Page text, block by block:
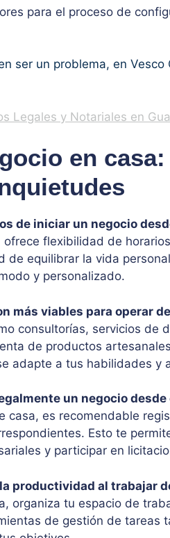
para el proceso de
ser un problema, en
Legales y Notariales en
en
de iniciar un negocio
ofrece flexibilidad de
de equilibrar la vida
y personalizado.
más viables para operar
consultorías, servicios de
de productos
adapte a tus habilidades y
un negocio desde
casa, es recomendable
Esto te
y participar en
productividad al trabajar
organiza tu espacio de
de gestión de tareas